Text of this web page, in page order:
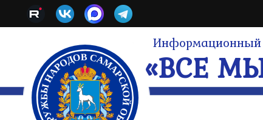
Информационный
«ВСЕ